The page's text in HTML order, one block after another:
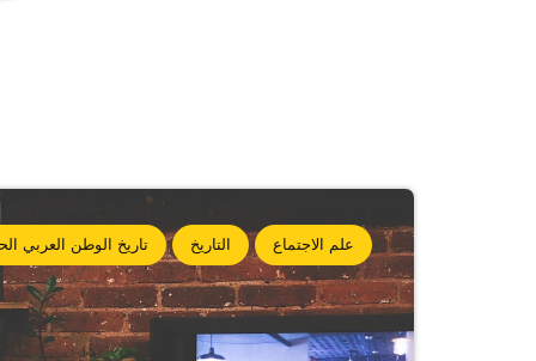
علم الاجتماع التاريخ تاريخ الوطن العربي